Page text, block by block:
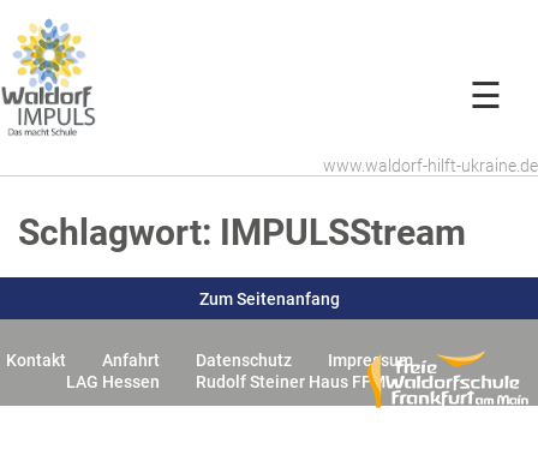
www.waldorf-hilft-ukraine.de
☰
Schlagwort: IMPULSStream
Zum Seitenanfang
Kontakt Anfahrt Datenschutz
Impressum
LAG Hessen
Rudolf Steiner Haus FFM